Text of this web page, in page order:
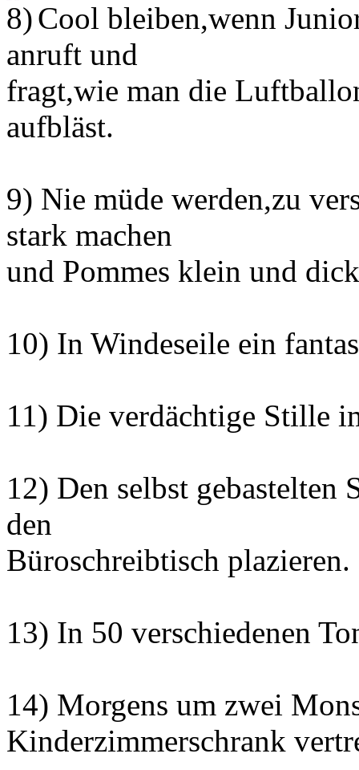
Cool bleiben,wenn
anruft und
fragt,wie man die
aufbläst.
9) Nie müde werden,zu
stark machen
und Pommes klein und
10) In Windeseile ein
11) Die verdächtige Stille
12) Den selbst
den
Büroschreibtisch plazieren.
13) In 50 verschiedenen
14) Morgens um zwei
Kinderzimmerschrank